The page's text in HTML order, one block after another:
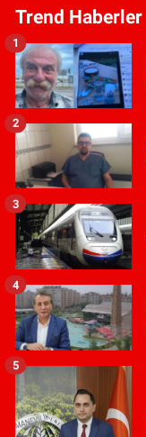
Trend Haberler
1
2
3
4
5